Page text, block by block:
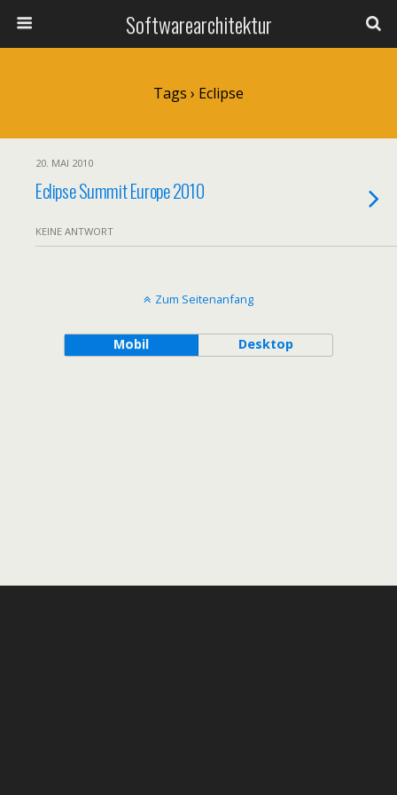
Softwarearchitektur
Tags › Eclipse
20. MAI 2010
Eclipse Summit Europe 2010
KEINE ANTWORT
Zum Seitenanfang
Mobil Desktop